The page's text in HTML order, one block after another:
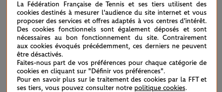
La Fédération Française de Tennis et ses tiers utilisent des
cookies destinés à mesurer l'audience du site internet et vous
proposer des services et offres adaptés à vos centres d'intérêt.
Des cookies fonctionnels sont également déposés et sont
nécessaires au bon fonctionnement du site. Contrairement
aux cookies évoqués précédemment, ces derniers ne peuvent
être désactivés.
Faites-nous part de vos préférences pour chaque catégorie de
cookies en cliquant sur "Définir vos préférences".
Pour en savoir plus sur le traitement des cookies par la FFT et
ses tiers, vous pouvez consulter notre politique cookies.